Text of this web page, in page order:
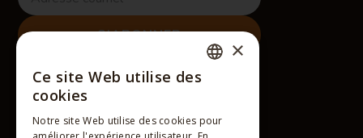
RÉSEAUX SOCIAUX
×
Ce site Web utilise des
cookies
Notre site Web utilise des cookies pour